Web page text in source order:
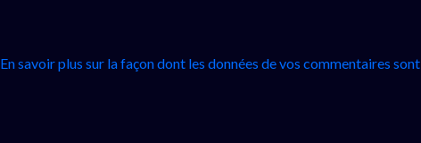
En savoir plus sur la façon dont les données de vos commentaires sont